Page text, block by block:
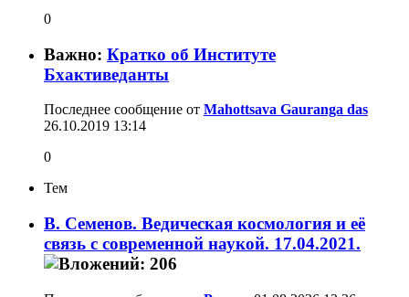
0
Важно: Кратко об Институте
Бхактиведанты
Последнее сообщение от Mahottsava Gauranga das
26.10.2019 13:14
0
Тем
В. Семенов. Ведическая космология и её
связь с современной наукой. 17.04.2021.